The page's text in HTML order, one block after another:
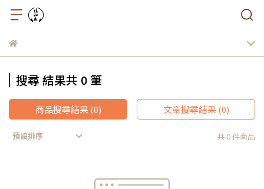
搜尋 結果共 0 筆
商品搜尋結果 (0) 文章搜尋結果 (0)
預設排序 共 0 件商品